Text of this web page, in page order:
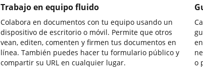
Trabajo en equipo fluido
Colabora en documentos con tu equipo usando un
dispositivo de escritorio o móvil. Permite que otros
vean, editen, comenten y firmen tus documentos en
línea. También puedes hacer tu formulario público y
compartir su URL en cualquier lugar.
o